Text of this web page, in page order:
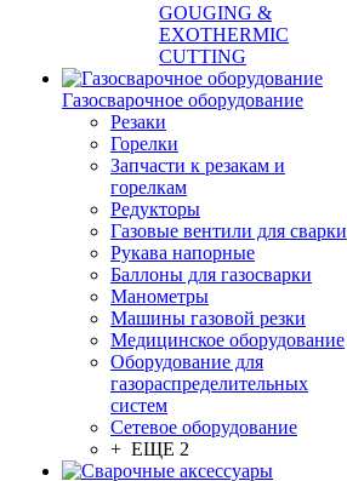
GOUGING &
EXOTHERMIC
CUTTING
Газосварочное оборудование
Резаки
Горелки
Запчасти к резакам и
горелкам
Редукторы
Газовые вентили для сварки
Рукава напорные
Баллоны для газосварки
Манометры
Машины газовой резки
Медицинское оборудование
Оборудование для
газораспределительных
систем
Сетевое оборудование
+ ЕЩЕ 2